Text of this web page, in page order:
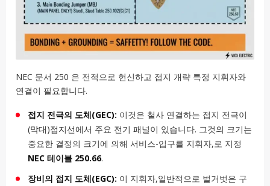
NEC 문서 250 은 전적으로 헌신하고 접지 개략 특정 지휘자와
연결이 필요합니다.
접지 전극의 도체(GEC): 이것은 철사 연결하는 접지 전극이
(막대)접지선에서 주요 전기 패널이 있습니다. 그것의 크기는
중요한 결정의 크기에 의해 서비스-입구를 지휘자,로 지정
NEC 테이블 250.66.
장비의 접지 도체(EGC): 이 지휘자,일반적으로 벌거벗은 구